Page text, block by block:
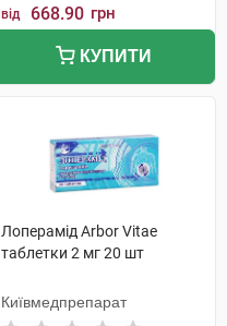
від 668.90 грн
КУПИТИ
Лоперамід Arbor Vitae
таблетки 2 мг 20 шт
Київмедпрепарат